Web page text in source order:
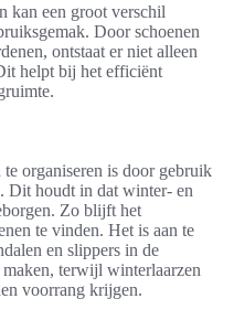
kan een groot verschil
Door schoenen
ontstaat er niet alleen
helpt bij het efficiënt
organiseren is door gebruik
Dit houdt in dat winter- en
Zo blijft het
te vinden. Het is aan te
en slippers in de
terwijl winterlaarzen
voorrang krijgen.